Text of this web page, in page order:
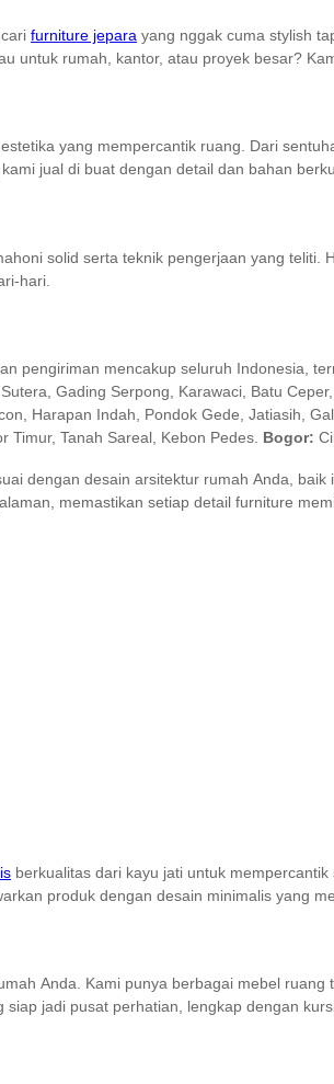
furniture jepara yang nggak cuma stylish
untuk rumah, kantor, atau proyek besar?
yang mempercantik ruang. Dari
jual di buat dengan detail dan bahan
solid serta teknik pengerjaan yang
hari.
pengiriman mencakup seluruh Indonesia,
Gading Serpong, Karawaci, Batu
Harapan Indah, Pondok Gede, Jatiasih,
Tanah Sareal, Kebon Pedes. Bogor:
dengan desain arsitektur rumah Anda,
memastikan setiap detail furniture
berkualitas dari kayu jati untuk
produk dengan desain minimalis yang
Anda. Kami punya berbagai mebel
jadi pusat perhatian, lengkap dengan